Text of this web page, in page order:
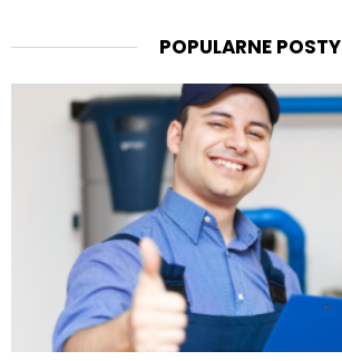
POPULARNE POSTY